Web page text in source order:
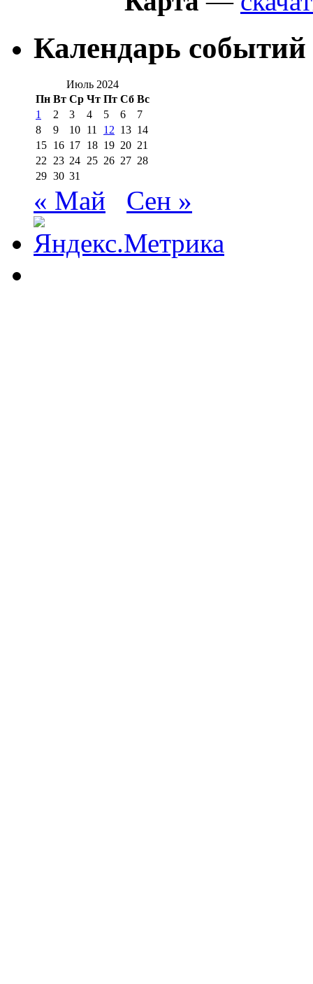
Календарь событий
Июль 2024
Пн Вт Ср Чт Пт Сб Вс
1
2 3 4 5 6
7
8
9 10 11 12 13 14
15 16 17 18 19 20 21
22 23 24 25 26 27 28
29 30 31
« Май Сен »